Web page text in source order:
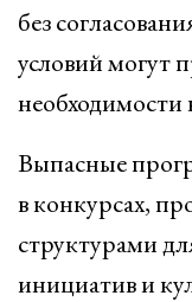
без
условий могут
необходимости
Выпасные
в конкурсах,
структурами
инициатив и